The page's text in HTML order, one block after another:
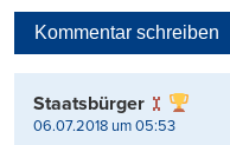
Kommentar schreiben
Staatsbürger
06.07.2018 um 05:53